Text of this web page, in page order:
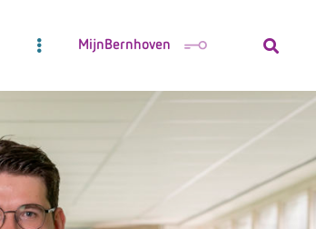
MijnBernhoven